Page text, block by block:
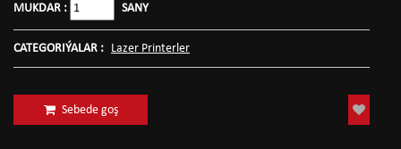
MUKDAR : SANY
CATEGORIÝALAR : Lazer Printerler
Sebede goş